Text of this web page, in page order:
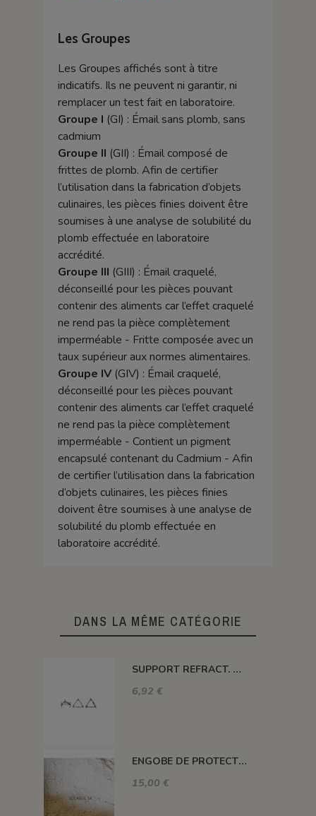
Les Groupes
Les Groupes affichés sont à titre
indicatifs. Ils ne peuvent ni garantir, ni
remplacer un test fait en laboratoire.
Groupe I (GI) : Émail sans plomb, sans
cadmium
Groupe II (GII) : Émail composé de
frittes de plomb. Afin de certifier
l’utilisation dans la fabrication d’objets
culinaires, les pièces finies doivent être
soumises à une analyse de solubilité du
plomb effectuée en laboratoire
accrédité.
Groupe III (GIII) : Émail craquelé,
déconseillé pour les pièces pouvant
contenir des aliments car l’effet craquelé
ne rend pas la pièce complètement
imperméable - Fritte composée avec un
taux supérieur aux normes alimentaires.
Groupe IV(GIV) : Émail craquelé,
déconseillé pour les pièces pouvant
contenir des aliments car l’effet craquelé
ne rend pas la pièce complètement
imperméable - Contient un pigment
encapsulé contenant du Cadmium - Afin
de certifier l’utilisation dans la fabrication
d’objets culinaires, les pièces finies
doivent être soumises à une analyse de
solubilité du plomb effectuée en
laboratoire accrédité.
DANS LA MÊME CATÉGORIE
SUPPORT REFRACT. DOUBLE ROND Ø 100 MM 1260°C
6,92 €
ENGOBE DE PROTECTION POUR LES PLAQUES
15,00 €